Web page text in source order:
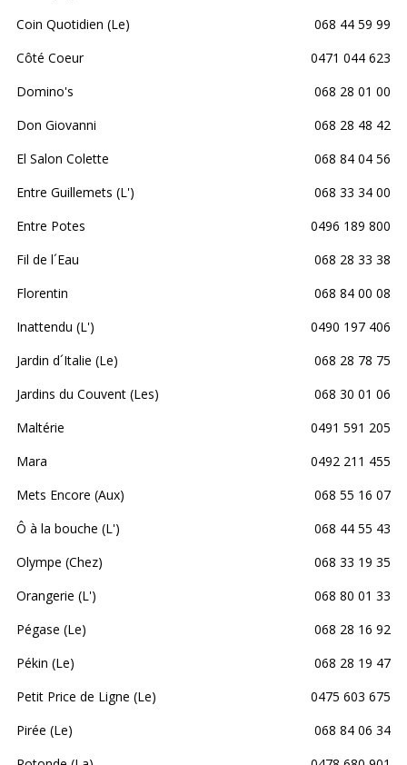
Coin Quotidien (Le)
068 44 59 99
Côté Coeur
0471 044 623
Domino's
068 28 01 00
Don Giovanni
068 28 48 42
El Salon Colette
068 84 04 56
Entre Guillemets (L')
068 33 34 00
Entre Potes
0496 189 800
Fil de l´Eau
068 28 33 38
Florentin
068 84 00 08
Inattendu (L')
0490 197 406
Jardin d´Italie (Le)
068 28 78 75
Jardins du Couvent (Les)
068 30 01 06
Maltérie
0491 591 205
Mara
0492 211 455
Mets Encore (Aux)
068 55 16 07
Ô à la bouche (L')
068 44 55 43
Olympe (Chez)
068 33 19 35
Orangerie (L')
068 80 01 33
Pégase (Le)
068 28 16 92
Pékin (Le)
068 28 19 47
Petit Price de Ligne (Le)
0475 603 675
Pirée (Le)
068 84 06 34